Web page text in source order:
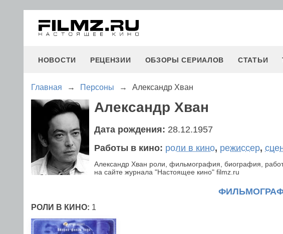
НОВОСТИ РЕЦЕНЗИИ ОБЗОРЫ СЕРИАЛОВ СТАТЬИ
Главная → Персоны → Александр Хван
Александр Хван
Дата рождения: 28.12.1957
Работы в кино: роли в кино, режиссер,
Александр Хван роли, фильмография, биография,
на сайте журнала "Настоящее кино" filmz.ru
РОЛИ В КИНО: 1